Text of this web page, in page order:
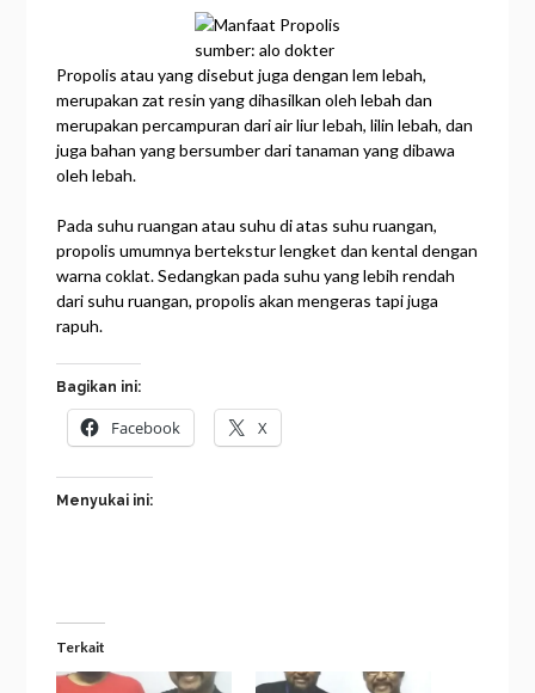
sumber: alo dokter
Propolis atau yang disebut juga dengan lem lebah,
merupakan zat resin yang dihasilkan oleh lebah dan
merupakan percampuran dari air liur lebah, lilin lebah, dan
juga bahan yang bersumber dari tanaman yang dibawa
oleh lebah.
Pada suhu ruangan atau suhu di atas suhu ruangan,
propolis umumnya bertekstur lengket dan kental dengan
warna coklat. Sedangkan pada suhu yang lebih rendah
dari suhu ruangan, propolis akan mengeras tapi juga
rapuh.
Bagikan ini:
Facebook X
Menyukai ini:
Terkait